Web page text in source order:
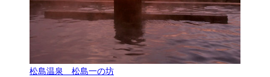
松島温泉 松島一の坊